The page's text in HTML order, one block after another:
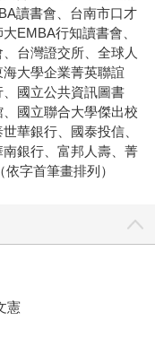
讀書會、台南市口才
EMBA行知讀書會、
台灣證交所、全球人
大學企業菁英聯誼
國立公共資訊圖書
國立聯合大學傑出校
華銀行、國泰投信、
銀行、富邦人壽、菁
字首筆畫排列）
憲